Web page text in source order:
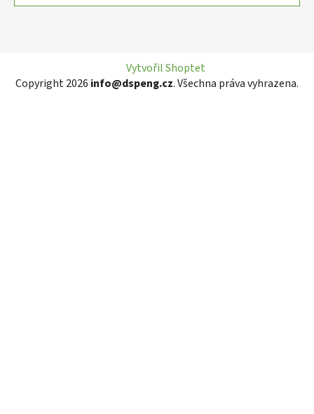
Vytvořil Shoptet
Copyright 2026 info@dspeng.cz. Všechna práva vyhrazena.